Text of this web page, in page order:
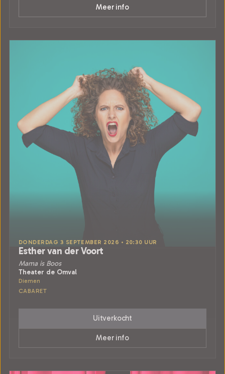
Meer info
DONDERDAG 3 SEPTEMBER 2026 • 20:30 UUR
Esther van der Voort
Mama is Boos
Theater de Omval
Diemen
CABARET
Uitverkocht
Meer info